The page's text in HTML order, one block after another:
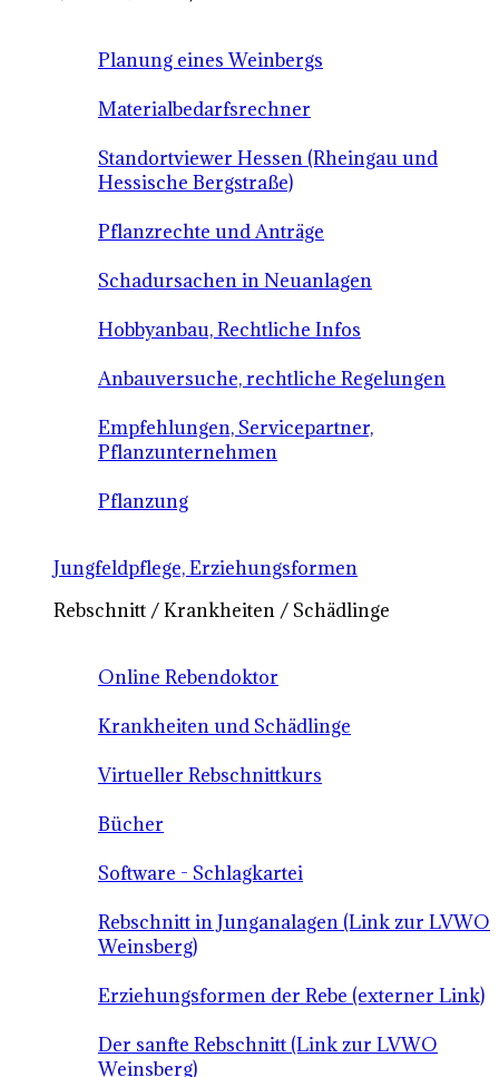
Planung eines Weinbergs
Materialbedarfsrechner
Standortviewer Hessen (Rheingau und
Hessische Bergstraße)
Pflanzrechte und Anträge
Schadursachen in Neuanlagen
Hobbyanbau, Rechtliche Infos
Anbauversuche, rechtliche Regelungen
Empfehlungen, Servicepartner,
Pflanzunternehmen
Pflanzung
Jungfeldpflege, Erziehungsformen
Rebschnitt / Krankheiten / Schädlinge
Online Rebendoktor
Krankheiten und Schädlinge
Virtueller Rebschnittkurs
Bücher
Software - Schlagkartei
Rebschnitt in Junganalagen (Link zur LVWO
Weinsberg)
Erziehungsformen der Rebe (externer Link)
Der sanfte Rebschnitt (Link zur LVWO
Weinsberg)